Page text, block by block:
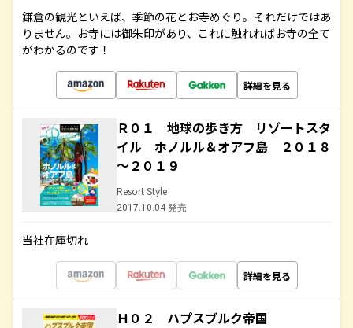
鎌倉の観光といえば、季節の花とお寺めぐり。それだけではあ
りません。お寺には御朱印があり、これに触れればお寺の全て
がわかるのです！
詳細を見る
Ｒ０１ 地球の歩き方 リゾートスタ
イル ホノルル＆オアフ島 ２０１８
～２０１９
Resort Style
2017.10.04 発売
当社在庫切れ
詳細を見る
Ｈ０２ ハプスブルク帝国